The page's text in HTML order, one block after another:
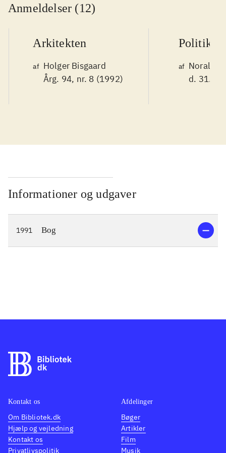
Anmeldelser (12)
Arkitekten
af Holger Bisgaard
Årg. 94, nr. 8 (1992)
Politiken
af Noralv
d. 31.
Informationer og udgaver
1991 Bog
Kontakt os
Om Bibliotek.dk
Hjælp og vejledning
Kontakt os
Privatlivspolitik
Afdelinger
Bøger
Artikler
Film
Musik